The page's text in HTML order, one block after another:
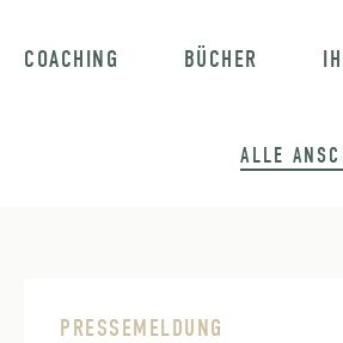
COACHING BÜCHER
ALLE
PRESSEMELDUNG